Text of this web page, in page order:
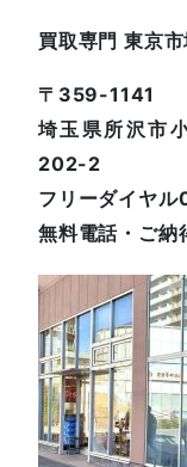
買取専門 東京
〒359-1141
埼玉県所沢市
202-2
フリーダイヤ
無料電話・ご納